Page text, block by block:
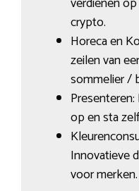
crypto.
Horeca en
zeilen van
sommelier /
op en sta
Innovatieve
voor merken.